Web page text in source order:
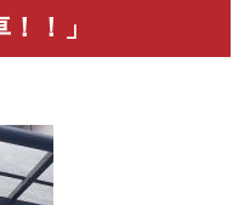
！」